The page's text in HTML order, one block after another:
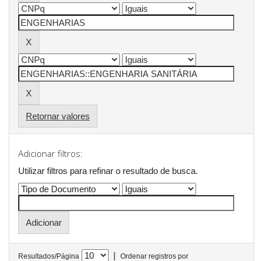
Retornar valores
Adicionar filtros:
Utilizar filtros para refinar o resultado de busca.
Resultados/Página |
Ordenar registros por